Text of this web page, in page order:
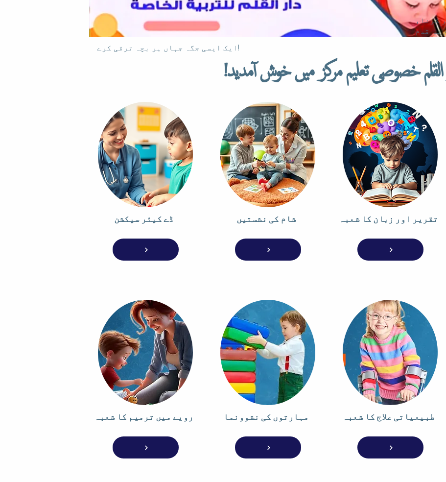
کرنا،
ایک ایسی جگہ جہاں ہر بچہ ترقی کرے!
القلم خصوصی تعلیم مرکز میں خوش آمدید!
ڈے کیئر سیکشن
رویے میں ترمیم کا شعبہ
شام کی نشستیں
مہارتوں کی نشوونما
تقریر اور زبان کا شعبہ
طبیعیاتی علاج کا شعبہ